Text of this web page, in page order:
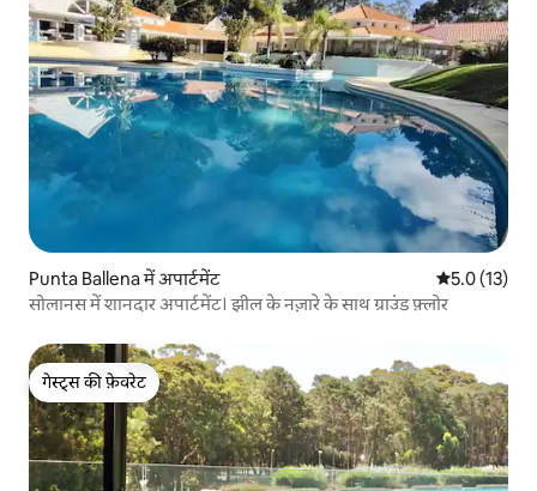
Punta Ballena में अपार्टमेंट औसत रेटिंग 5
5.0 (13)
सोलानस में शानदार अपार्टमेंट। झील के नज़ारे के साथ ग्राउंड फ़्लोर
गेस्ट्स की फ़ेवरेट
गेस्ट्स की फ़ेवरेट